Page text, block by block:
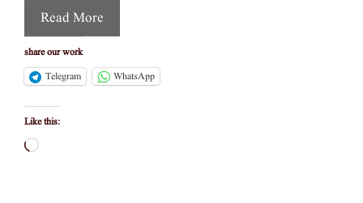
Read More
share our work
Telegram
WhatsApp
Like this:
Loading…